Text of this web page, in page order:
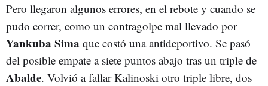
Pero llegaron algunos errores, en el rebote y cuando se
pudo correr, como un contragolpe mal llevado por
Yankuba Sima que costó una antideportivo. Se pasó
del posible empate a siete puntos abajo tras un triple de
Abalde. Volvió a fallar Kalinoski otro triple libre, dos